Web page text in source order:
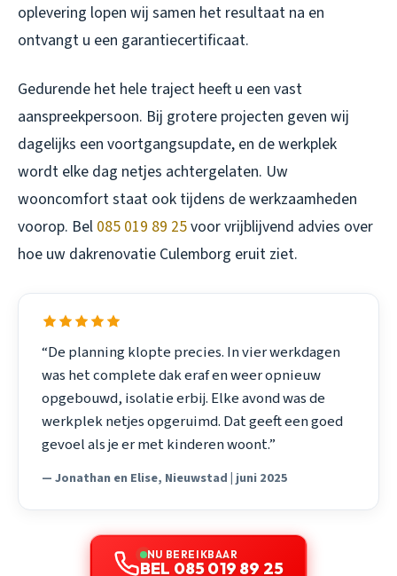
oplevering lopen wij samen het resultaat na en
ontvangt u een garantiecertificaat.
Gedurende het hele traject heeft u een vast
aanspreekpersoon. Bij grotere projecten geven wij
dagelijks een voortgangsupdate, en de werkplek
wordt elke dag netjes achtergelaten. Uw
wooncomfort staat ook tijdens de werkzaamheden
voorop. Bel 085 019 89 25voor vrijblijvend advies over
hoe uw dakrenovatie Culemborg eruit ziet.
“De planning klopte precies. In vier werkdagen
was het complete dak eraf en weer opnieuw
opgebouwd, isolatie erbij. Elke avond was de
werkplek netjes opgeruimd. Dat geeft een goed
gevoel als je er met kinderen woont.”
— Jonathan en Elise, Nieuwstad | juni 2025
NU BEREIKBAAR
BEL 085 019 89 25